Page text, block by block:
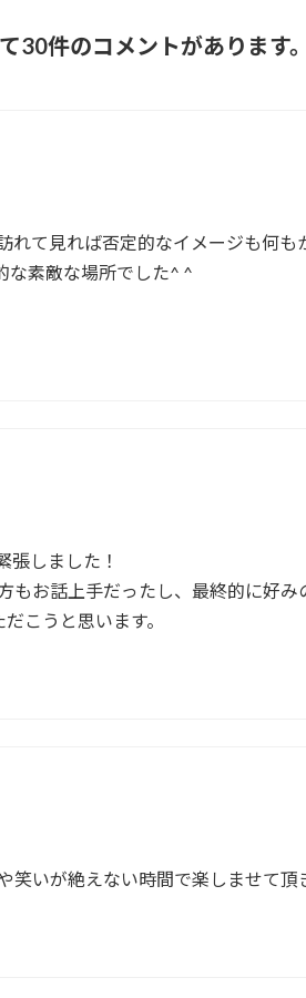
30件のコメントがあります。
れて見れば否定的なイメージも何
な素敵な場所でした^ ^
張しました！
もお話上手だったし、最終的に好み
こうと思います。
笑いが絶えない時間で楽しませて